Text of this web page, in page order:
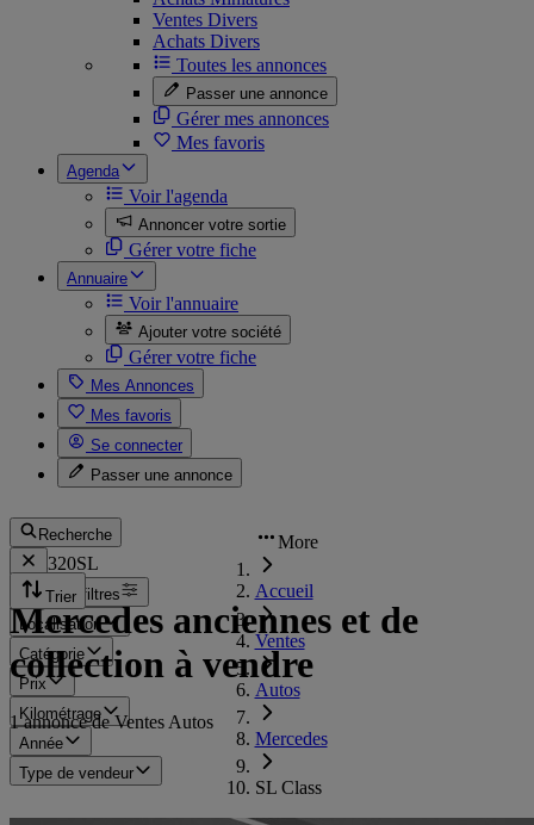
Ventes Divers
Achats Divers
Toutes les annonces
Passer une annonce
Gérer mes annonces
Mes favoris
Agenda
Voir l'agenda
Annoncer votre sortie
Gérer votre fiche
Annuaire
Voir l'annuaire
Ajouter votre société
Gérer votre fiche
Mes Annonces
Mes favoris
Se connecter
Passer une annonce
Recherche
320SL
Tous les filtres
Localisation
Catégorie
Prix
Kilométrage
Année
Type de vendeur
More
Accueil
Ventes
Autos
Mercedes
SL Class
Mercedes anciennes et de
collection à vendre
1 annonce de Ventes Autos
Trier